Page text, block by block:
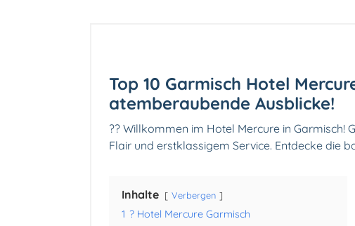
Top 10 Garmisch Hotel
atemberaubende Ausblicke!
?️? Willkommen im Hotel Mercure in Garmisch!
Flair und erstklassigem Service. Entdecke die
Inhalte Verbergen
1 ? Hotel Mercure Garmisch